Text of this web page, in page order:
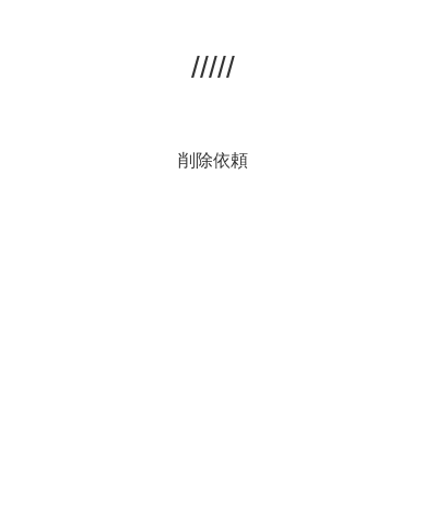
/////
削除依頼